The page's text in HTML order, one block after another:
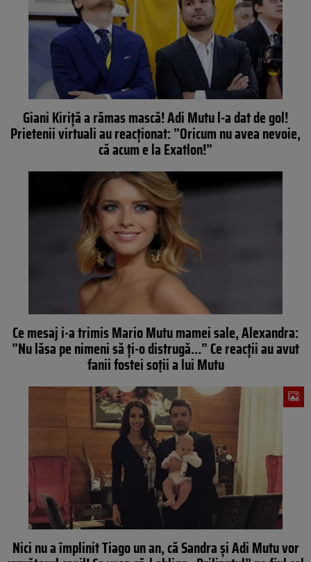
Giani Kiriţă a rămas mască! Adi Mutu l-a dat de gol!
Prietenii virtuali au reacţionat: ”Oricum nu avea nevoie,
că acum e la Exatlon!”
Ce mesaj i-a trimis Mario Mutu mamei sale, Alexandra:
”Nu lăsa pe nimeni să ţi-o distrugă…” Ce reacţii au avut
fanii fostei soţii a lui Mutu
Nici nu a împlinit Tiago un an, că Sandra şi Adi Mutu vor